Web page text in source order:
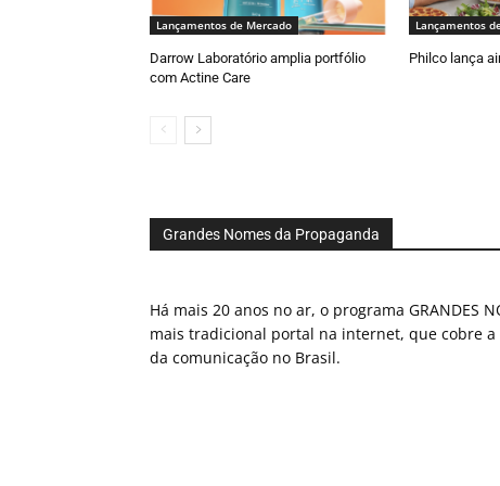
Lançamentos de Mercado
Darrow Laboratório amplia portfólio
com Actine Care
Lançamentos
Philco lança
Grandes Nomes da Propaganda
Há mais 20 anos no ar, o programa GRANDES
mais tradicional portal na internet, que cobre
da comunicação no Brasil.